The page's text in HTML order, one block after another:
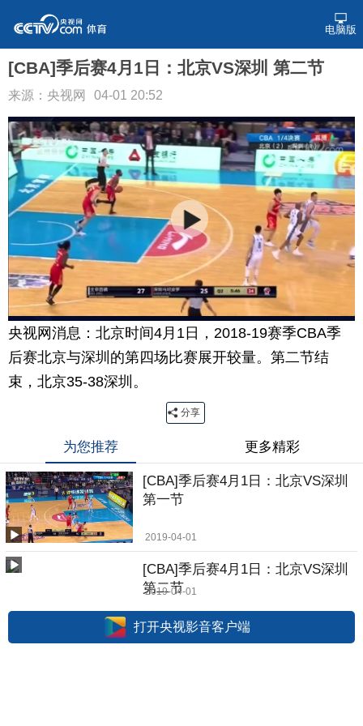
电脑版
[CBA]季后赛4月1日：北京VS深圳 第二节
来源：央视网 04-01 20:52
央视网消息：北京时间4月1日，2018-19赛季CBA季
后赛北京与深圳的第四场比赛展开较量。第二节结
束，北京35-38深圳。
分享
为您推荐 更多精彩
[CBA]季后赛4月1日：北京VS深圳
第一节
2019-04-01
[CBA]季后赛4月1日：北京VS深圳
第二节
2019-04-01
打开央视影音客户端